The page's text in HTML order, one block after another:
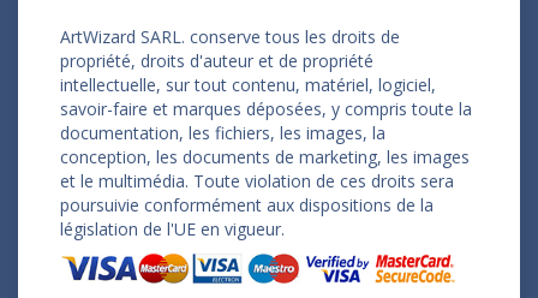
ArtWizard SARL. conserve tous les droits de
propriété, droits d'auteur et de propriété
intellectuelle, sur tout contenu, matériel, logiciel,
savoir-faire et marques déposées, y compris toute la
documentation, les fichiers, les images, la
conception, les documents de marketing, les images
et le multimédia. Toute violation de ces droits sera
poursuivie conformément aux dispositions de la
législation de l'UE en vigueur.